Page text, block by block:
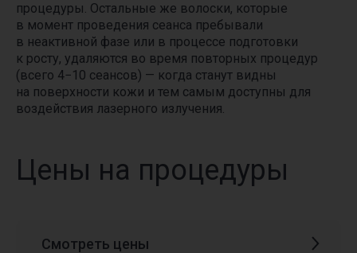
процедуры. Остальные же волоски, которые
в момент проведения сеанса пребывали
в неактивной фазе или в процессе подготовки
к росту, удаляются во время повторных процедур
(всего 4−10 сеансов) — когда станут видны
на поверхности кожи и тем самым доступны для
воздействия лазерного излучения.
Цены на процедуры
Смотреть цены